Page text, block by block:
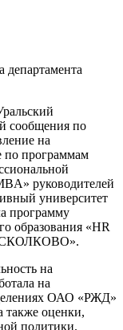
департамента
сообщения по
на
по программам
руководителей
университет
программу
образования «HR
на
на
ОАО «РЖД»
также оценки,
политики.